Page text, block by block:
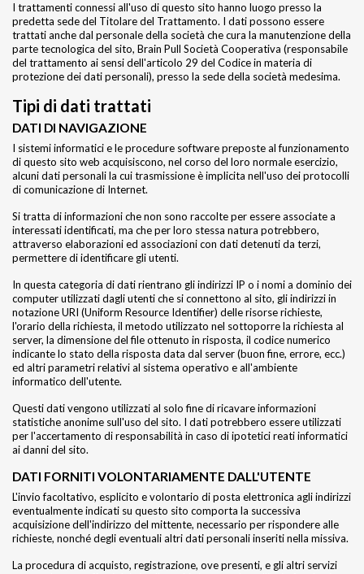
I trattamenti connessi all'uso di questo sito hanno luogo presso la
predetta sede del Titolare del Trattamento. I dati possono essere
trattati anche dal personale della società che cura la manutenzione della
parte tecnologica del sito, Brain Pull Società Cooperativa (responsabile
del trattamento ai sensi dell'articolo 29 del Codice in materia di
protezione dei dati personali), presso la sede della società medesima.
Tipi di dati trattati
DATI DI NAVIGAZIONE
I sistemi informatici e le procedure software preposte al funzionamento
di questo sito web acquisiscono, nel corso del loro normale esercizio,
alcuni dati personali la cui trasmissione è implicita nell'uso dei protocolli
di comunicazione di Internet.
Si tratta di informazioni che non sono raccolte per essere associate a
interessati identificati, ma che per loro stessa natura potrebbero,
attraverso elaborazioni ed associazioni con dati detenuti da terzi,
permettere di identificare gli utenti.
In questa categoria di dati rientrano gli indirizzi IP o i nomi a dominio dei
computer utilizzati dagli utenti che si connettono al sito, gli indirizzi in
notazione URI (Uniform Resource Identifier) delle risorse richieste,
l'orario della richiesta, il metodo utilizzato nel sottoporre la richiesta al
server, la dimensione del file ottenuto in risposta, il codice numerico
indicante lo stato della risposta data dal server (buon fine, errore, ecc.)
ed altri parametri relativi al sistema operativo e all'ambiente
informatico dell'utente.
Questi dati vengono utilizzati al solo fine di ricavare informazioni
statistiche anonime sull'uso del sito. I dati potrebbero essere utilizzati
per l'accertamento di responsabilità in caso di ipotetici reati informatici
ai danni del sito.
DATI FORNITI VOLONTARIAMENTE DALL'UTENTE
L'invio facoltativo, esplicito e volontario di posta elettronica agli indirizzi
eventualmente indicati su questo sito comporta la successiva
acquisizione dell'indirizzo del mittente, necessario per rispondere alle
richieste, nonché degli eventuali altri dati personali inseriti nella missiva.
La procedura di acquisto, registrazione, ove presenti, e gli altri servizi